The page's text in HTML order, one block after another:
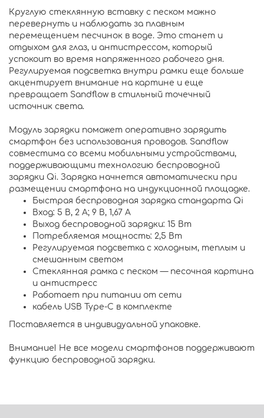
Круглую стеклянную вставку с песком можно
перевернуть и наблюдать за плавным
перемещением песчинок в воде. Это станет и
отдыхом для глаз, и антистрессом, который
успокоит во время напряженного рабочего дня.
Регулируемая подсветка внутри рамки еще больше
акцентирует внимание на картине и еще
превращает Sandflow в стильный точечный
источник света.
Модуль зарядки поможет оперативно зарядить
смартфон без использования проводов. Sandflow
совместима со всеми мобильными устройствами,
поддерживающими технологию беспроводной
зарядки Qi. Зарядка начнется автоматически при
размещении смартфона на индукционной площадке.
Быстрая беспроводная зарядка стандарта Qi
Вход: 5 В, 2 A; 9 В, 1,67 A
Выход беспроводной зарядки: 15 Вт
Потребляемая мощность: 2,5 Вт
Регулируемая подсветка с холодным, теплым и
смешанным светом
Стеклянная рамка с песком — песочная картина
и антистресс
Работает при питании от сети
кабель USB Type-C в комплекте
Поставляется в индивидуальной упаковке.
Внимание! Не все модели смартфонов поддерживают
функцию беспроводной зарядки.